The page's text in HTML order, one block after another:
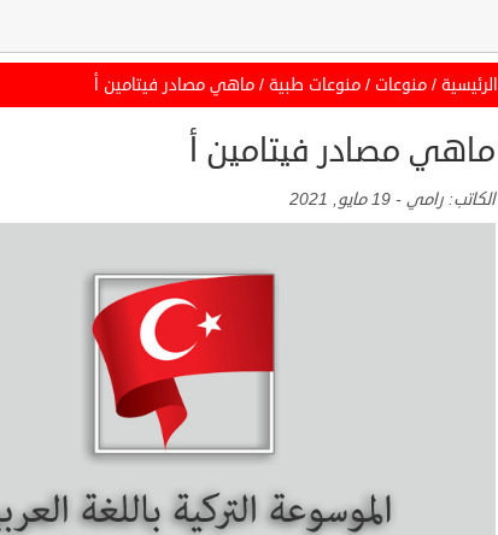
الرئيسية / منوعات / منوعات طبية / ماهي مصادر فيتامين أ
ماهي مصادر فيتامين أ
الكاتب: رامي - 19 مايو, 2021